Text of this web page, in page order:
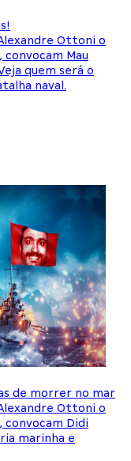
Ottoni o
convocam Mau
quem será o
naval.
de morrer no mar
Ottoni o
convocam Didi
marinha e